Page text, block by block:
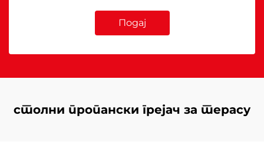
Подај
столни пропански грејач за терасу